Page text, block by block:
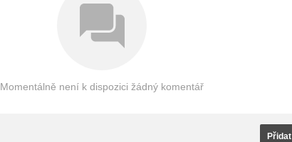
Momentálně není k dispozici žádný komentář